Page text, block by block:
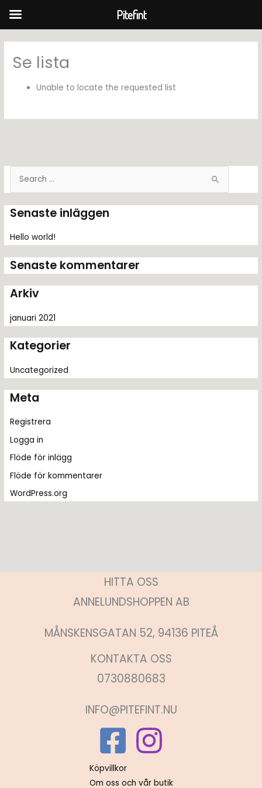
innehåll
k
f
e
r
:
Senaste inläggen
Hello world!
Senaste kommentarer
Arkiv
januari 2021
Kategorier
Uncategorized
Meta
Registrera
Logga in
Flöde för inlägg
Flöde för kommentarer
WordPress.org
Se lista
Unable to locate the requested list
HITTA OSS
ANNELUNDSHOPPEN AB
MÅNSKENSGATAN 52, 94136 PITEÅ
KONTAKTA OSS
0730880683
INFO@PITEFINT.NU
Köpvillkor
Om oss och vår butik
Pitefint